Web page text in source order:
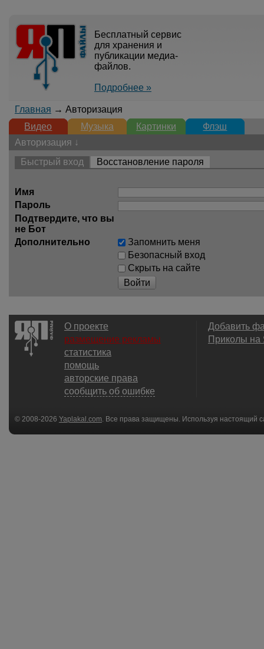
Бесплатный сервис
для хранения и
публикации медиа-
файлов.
Подробнее »
Главная → Авторизация
Видео
Музыка Картинки
Флэш
Авторизация ↓
Быстрый вход
Восстановление пароля
Имя
Пароль
Подтвердите, что вы
не Бот
Дополнительно
Запомнить меня
Безопасный вход
Скрыть на сайте
Войти
О проекте
размещение рекламы
статистика
помощь
авторские права
сообщить об ошибке
Добавить
Приколы
© 2008-2026 Yaplakal.com . Все права защищены. Используя настоящий
соглашения.